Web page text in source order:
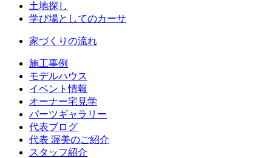
土地探し
学び場としてのカーサ
家づくりの流れ
施工事例
モデルハウス
イベント情報
オーナー宅見学
パーツギャラリー
代表ブログ
代表 渥美のご紹介
スタッフ紹介